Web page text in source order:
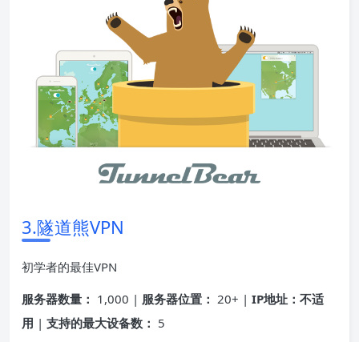
3.隧道熊VPN
初学者的最佳VPN
服务器数量： 1,000 | 服务器位置： 20+ | IP地址：不适
用 | 支持的最大设备数： 5